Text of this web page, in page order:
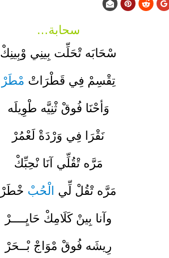
سحابة…
سْحَابَه تْحَلِّت بِينِي وْبِينِكْ
تِقْسِمْ فِي قَطْرَاتْ مْطَرْ
وَأحْنَا فُوقْ ثْنِيَّه طْوِيلَه
نَقْرَا فِي وَرْدَةْ لَعْمُرْ
مَرَّه تْقُلِّي آنَا نْحِبِّكْ
مَرَّه تْقُلْ لِّي الْحُبْ خْطَرْ
وآنا بِينْ كَلَامِكْ حَايِــــرْ
رِيشَه فُوقْ مْوَاجْ بْــحَرْ